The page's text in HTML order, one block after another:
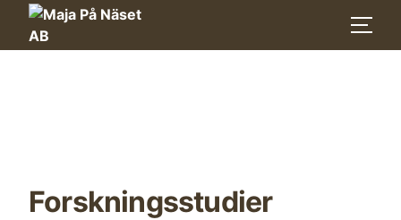
Forskningsstudier